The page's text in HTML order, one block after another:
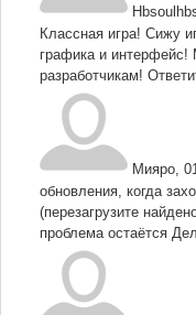
Классная игра! Сижу
графика и
разработчикам!
Мияро
обновления, когда
(перезагрузите
проблема остаётся